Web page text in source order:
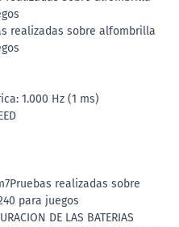
realizadas sobre alfombrilla
1.000 Hz (1 ms)
realizadas sobre
para juegos
DE LAS BATERIAS